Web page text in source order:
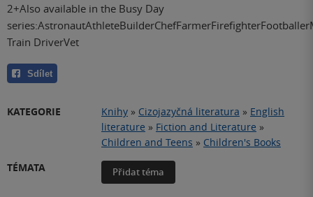
2+Also available in the Busy Day
Train DriverVet
Sdílet
KATEGORIE Knihy » Cizojazyčná literatura » English
literature » Fiction and Literature »
Children and Teens » Children's Books
TÉMATA
Přidat téma